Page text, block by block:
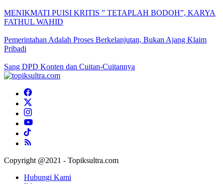
MENIKMATI PUISI KRITIS ” TETAPLAH BODOH”, KARYA
FATHUL WAHID
Pemerintahan Adalah Proses Berkelanjutan, Bukan Ajang Klaim
Pribadi
Sang DPD Konten dan Cuitan-Cuitannya
Copyright @2021 - Topiksultra.com
Hubungi Kami